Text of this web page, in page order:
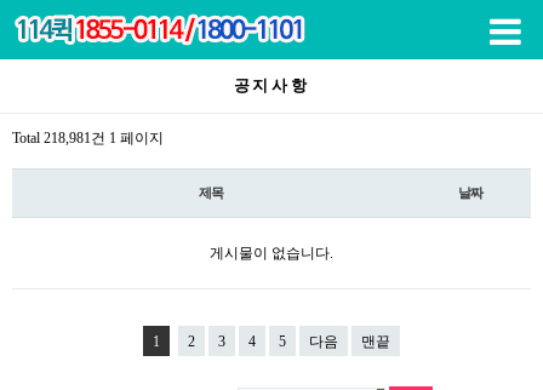
공지사항
Total 218,981건 1 페이지
제목 날짜
게시물이 없습니다.
1 2 3 4 5 다음 맨끝